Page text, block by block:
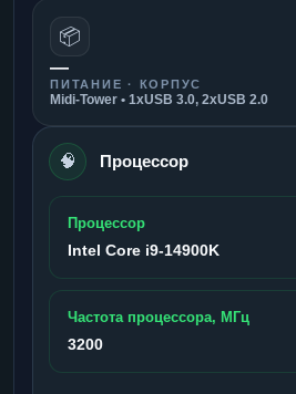
📦
—
ПИТАНИЕ · КОРПУС
Midi-Tower • 1xUSB 3.0, 2xUSB 2.0
🧠 Процессор
Процессор
Intel Core i9-14900K
Частота процессора, МГц
3200